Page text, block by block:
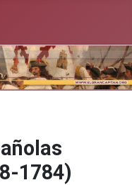
1784)